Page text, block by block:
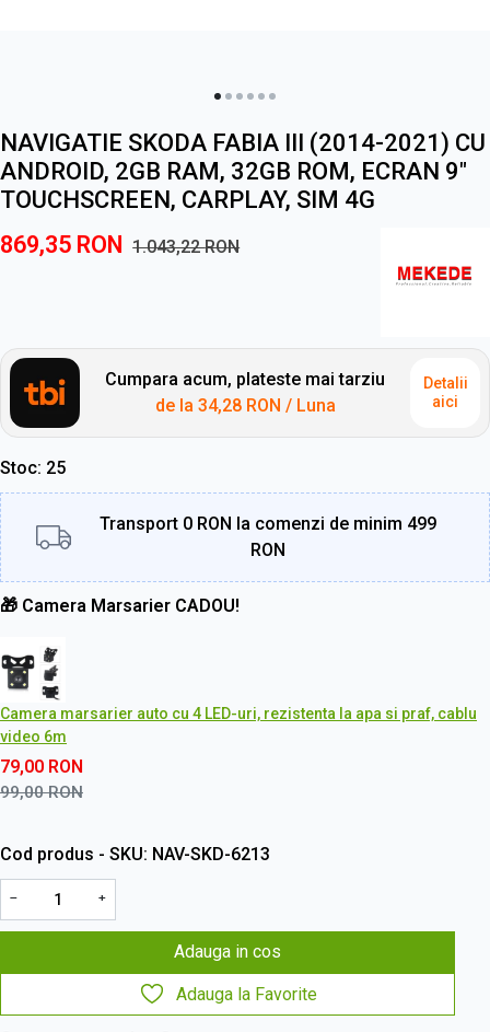
NAVIGATIE SKODA FABIA III (2014-2021) CU
ANDROID, 2GB RAM, 32GB ROM, ECRAN 9"
TOUCHSCREEN, CARPLAY, SIM 4G
869,35 RON 1.043,22RON
Cumpara acum, plateste mai tarziu
de la 34,28 RON / Luna
Detalii
aici
Stoc 25
Transport 0 RON la comenzi de minim 499
RON
🎁 Camera Marsarier CADOU!
Camera marsarier auto cu 4 LED-uri, rezistenta la apa si praf, cablu
video 6m
79,00 RON
99,00RON
Cod produs - SKU NAV-SKD-6213
− +
Adauga in cos
Adauga la Favorite